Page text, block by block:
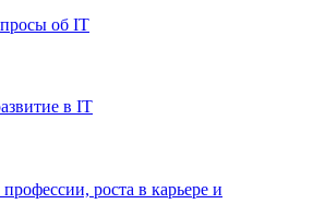
об IT
в IT
роста в карьере и